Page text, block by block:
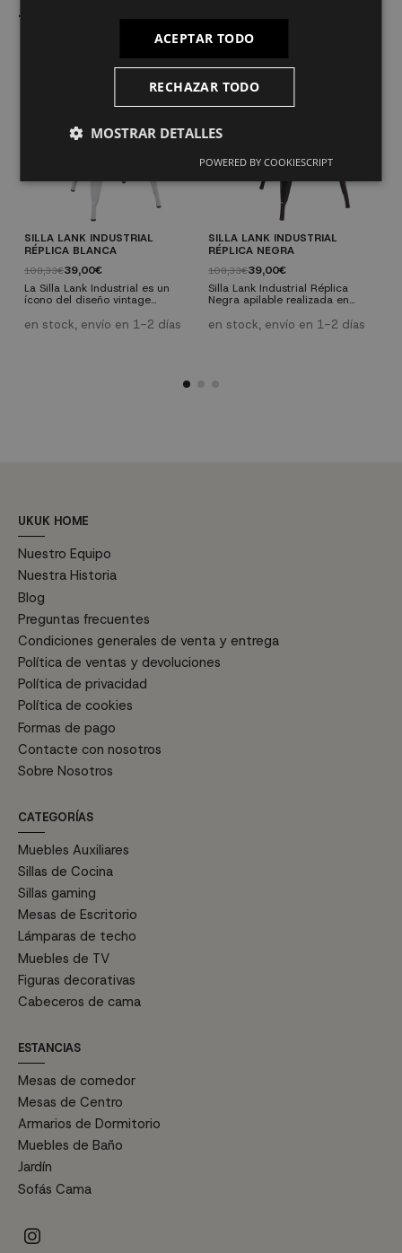
También le puede interesar
SILLA LANK INDUSTRIAL
RÉPLICA BLANCA
108,33€39,00€
La Silla Lank Industrial es un
ícono del diseño vintage
con tratamiento de fosfatado
para mayor durabilidad. Sus
en stock, envío en 1-2 días
SILLA LANK INDUSTRIAL
RÉPLICA NEGRA
108,33€39,00€
Silla Lank Industrial Réplica
Negra apilable realizada en
epoxi. Modelo sometido a un
tratamiento de fosfatado que
en stock, envío en 1-2 días
UKUK HOME
Nuestro Equipo
Nuestra Historia
Blog
Preguntas frecuentes
Condiciones generales de venta y entrega
Política de ventas y devoluciones
Política de privacidad
Política de cookies
Formas de pago
Contacte con nosotros
Sobre Nosotros
CATEGORÍAS
Muebles Auxiliares
Sillas de Cocina
Sillas gaming
Mesas de Escritorio
Lámparas de techo
Muebles de TV
Figuras decorativas
Cabeceros de cama
ESTANCIAS
Mesas de comedor
Mesas de Centro
Armarios de Dormitorio
Muebles de Baño
Jardín
Sofás Cama
ACEPTAR TODO
RECHAZAR TODO
MOSTRAR DETALLES
POWERED BY COOKIESCRIPT